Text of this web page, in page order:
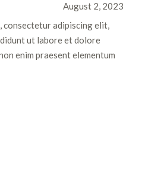
August 2, 2023
consectetur adipiscing elit,
ut labore et dolore
enim praesent elementum